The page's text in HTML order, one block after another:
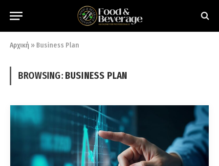
Αρχική » Business Plan
BROWSING: BUSINESS PLAN